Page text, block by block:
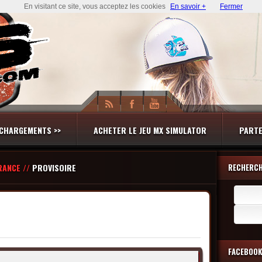
>> ACHETER LE JEU MX SIMULATOR
// PROVISOIRE
FACEBOOK
En visitant ce site, vous acceptez les cookies En savoir + Fermer